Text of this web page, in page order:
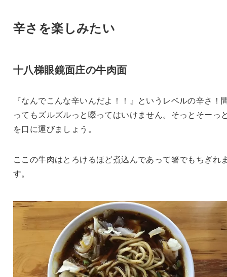
辛さを楽しみたい
十八梯眼鏡面庄の牛肉面
『なんでこんな辛いんだよ！！』というレベルの辛さ！
ってもズルズルっと啜ってはいけません。そっとそーっ
を口に運びましょう。
ここの牛肉はとろけるほど煮込んであって箸でもちぎれ
す。